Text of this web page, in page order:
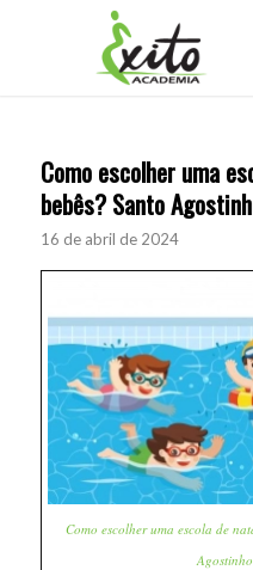
Como escolher uma
bebês? Santo
16 de abril de 2024
Como escolher uma escola de
Agostinho